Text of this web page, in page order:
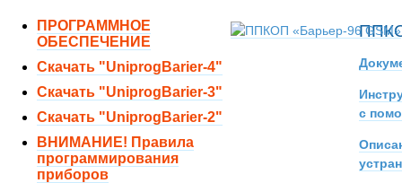
ПРОГРАММНОЕ
ОБЕСПЕЧЕНИЕ
Скачать "UniprogBarier-4"
Скачать "UniprogBarier-3"
Скачать "UniprogBarier-2"
ВНИМАНИЕ! Правила
программирования
приборов
с